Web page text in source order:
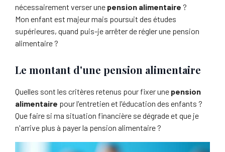
nécessairement verser unepension alimentaire ?
Mon enfant est majeur mais poursuit des études
supérieures, quand puis-je arrêter de régler une pension
alimentaire ?
Le montant d'une pension alimentaire
Quelles sont les critères retenus pour fixer une pension
alimentaire pour l'entretien et l'éducation des enfants ?
Que faire si ma situation financière se dégrade et que je
n'arrive plus à payer la pension alimentaire ?